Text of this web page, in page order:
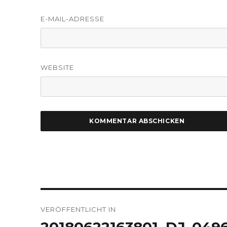
E-MAIL-ADRESSE
WEBSITE
VERÖFFENTLICHT IN